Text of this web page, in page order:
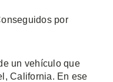
por
un vehículo que
California. En ese